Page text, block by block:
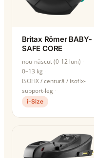
Britax Römer BABY-
SAFE CORE
nou-născut (0-12 luni)
0–13 kg
ISOFIX / centură / isofix-
support-leg
i-Size